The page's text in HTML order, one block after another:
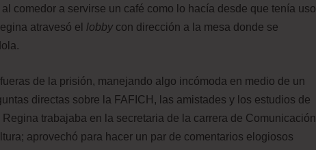
comedor a servirse un café como lo hacía desde que tenía uso
atravesó el lobby con dirección a la mesa donde se
de la prisión, manejando algo incómoda en medio de un
directas sobre la FAFICH, las amistades y los estudios de
trabajaba en la secretaria de la carrera de Comunicación
aprovechó para hacer un par de comentarios elogiosos